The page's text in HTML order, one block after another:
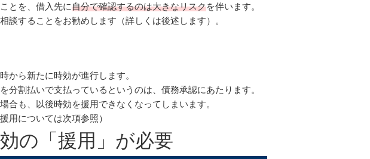
とを、借入先に自分で確認するのは大きなリスクを伴います。
談することをお勧めします（詳しくは後述します）。
から新たに時効が進行します。
分割払いで支払っているというのは、債務承認にあたります。
合も、以後時効を援用できなくなってしまいます。
用については次項参照）
の「援用」が必要